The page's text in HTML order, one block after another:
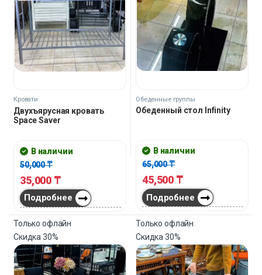
Кровати
Двухъярусная кровать
Space Saver
В наличии
50,000₸
35,000 ₸
Подробнее
Обеденные группы
Обеденный стол Infinity
В наличии
65,000₸
45,500 ₸
Подробнее
Только офлайн
Скидка30%
Только офлайн
Скидка30%